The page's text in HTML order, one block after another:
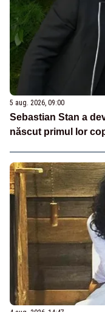
5 aug. 2026, 09:00
Sebastian Stan a
născut primul lor